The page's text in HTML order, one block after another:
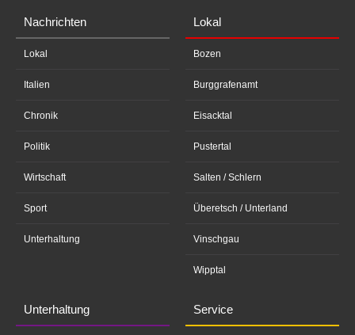
Nachrichten
Lokal
Italien
Chronik
Politik
Wirtschaft
Sport
Unterhaltung
Lokal
Bozen
Burggrafenamt
Eisacktal
Pustertal
Salten / Schlern
Überetsch / Unterland
Vinschgau
Wipptal
Unterhaltung Service